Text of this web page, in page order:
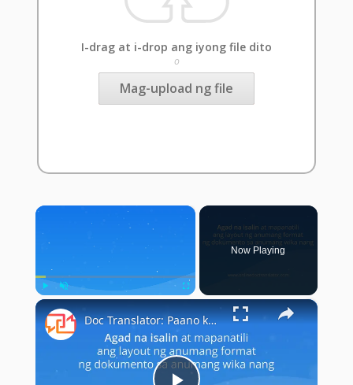
I-drag at i-drop ang iyong file dito
o
Mag-upload ng file
×
Play Unmute Fullscreen
Now Playing
×
Doc Translator: Paano ko magagamit ang tagasalin ng dokumento?